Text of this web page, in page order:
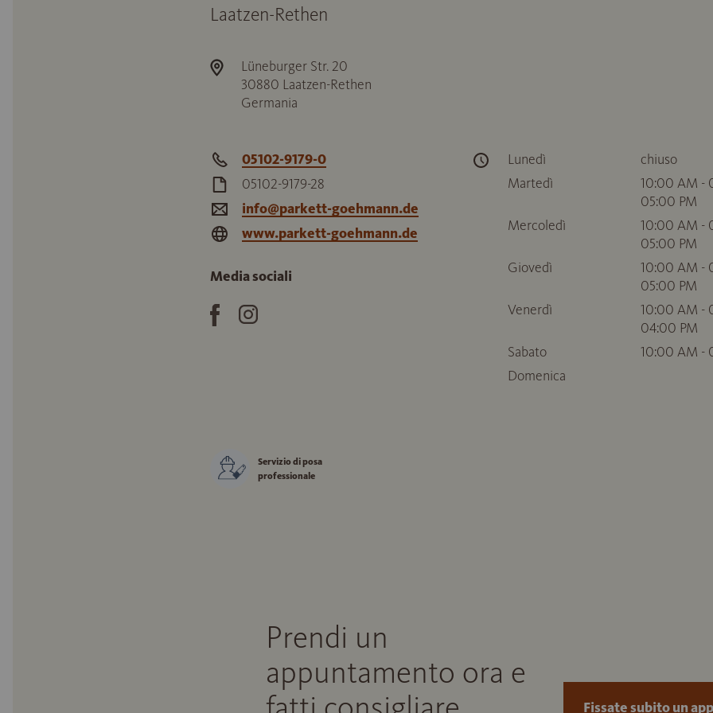
Laatzen-Rethen
Lüneburger Str. 20
30880 Laatzen-Rethen
Germania
05102-9179-0
05102-9179-28
info@parkett-goehmann.de
www.parkett-goehmann.de
Media sociali
Lunedì
chiuso
Martedì
10:00 AM -
05:00 PM
Mercoledì
10:00 AM -
05:00 PM
Giovedì
10:00 AM -
05:00 PM
Venerdì
10:00 AM -
04:00 PM
Sabato
10:00 AM -
Domenica
Servizio di posa
professionale
Prendi un
appuntamento ora e
Fissate subito un